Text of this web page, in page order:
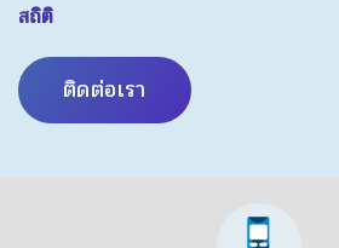
สถิติ
ติดต่อเรา